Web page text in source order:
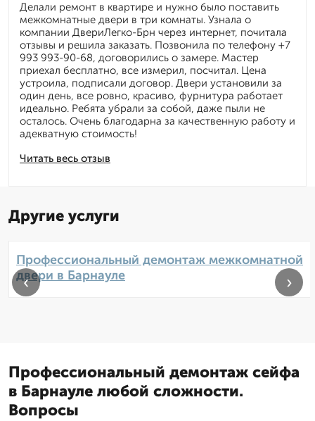
Читать весь отзыв
Делали ремонт в квартире и нужно было поставить
межкомнатные двери в три комнаты. Узнала о
компании ДвериЛегко-Брн через интернет, почитала
отзывы и решила заказать. Позвонила по телефону +7
993 993-90-68, договорились о замере. Мастер
приехал бесплатно, все измерил, посчитал. Цена
устроила, подписали договор. Двери установили за
один день, все ровно, красиво, фурнитура работает
идеально. Ребята убрали за собой, даже пыли не
осталось. Очень благодарна за качественную работу и
адекватную стоимость!
Другие услуги
Профессиональный демонтаж межкомнатной
двери в Барнауле
‹ ›
Профессиональный демонтаж сейфа
в Барнауле любой сложности.
Вопросы